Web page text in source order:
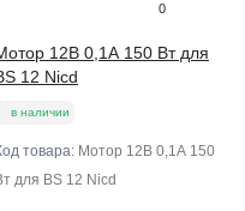
0
12В 0,1А 150 Вт для
12 Niсd
в наличии
товара: Мотор 12В 0,1А 150
для BS 12 Niсd